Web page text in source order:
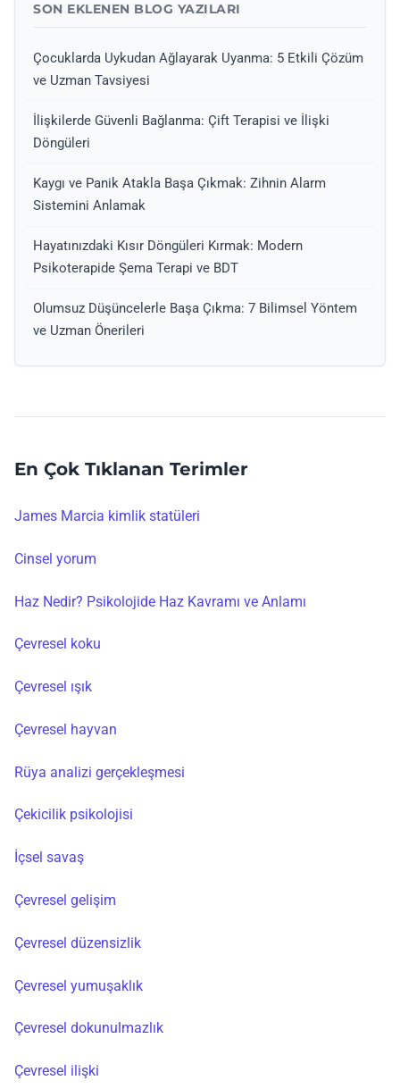
SON EKLENEN BLOG YAZILARI
Çocuklarda Uykudan Ağlayarak Uyanma: 5 Etkili Çözüm
ve Uzman Tavsiyesi
İlişkilerde Güvenli Bağlanma: Çift Terapisi ve İlişki
Döngüleri
Kaygı ve Panik Atakla Başa Çıkmak: Zihnin Alarm
Sistemini Anlamak
Hayatınızdaki Kısır Döngüleri Kırmak: Modern
Psikoterapide Şema Terapi ve BDT
Olumsuz Düşüncelerle Başa Çıkma: 7 Bilimsel Yöntem
ve Uzman Önerileri
En Çok Tıklanan Terimler
James Marcia kimlik statüleri
Cinsel yorum
Haz Nedir? Psikolojide Haz Kavramı ve Anlamı
Çevresel koku
Çevresel ışık
Çevresel hayvan
Rüya analizi gerçekleşmesi
Çekicilik psikolojisi
İçsel savaş
Çevresel gelişim
Çevresel düzensizlik
Çevresel yumuşaklık
Çevresel dokunulmazlık
Çevresel ilişki